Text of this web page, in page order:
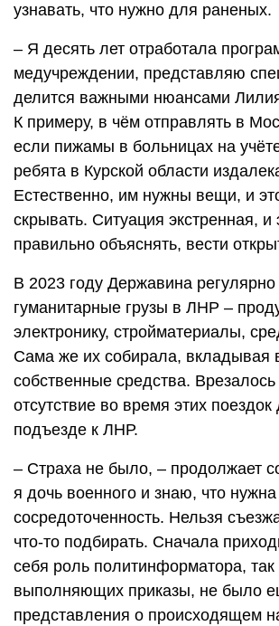
узнавать, что нужно для раненых.
– Я десять лет отработала
медучреждении, представляю
делится важными нюансами
К примеру, в чём отправлять в
если пижамы в больницах на
ребята в Курской области
Естественно, им нужны вещи, и
скрывать. Ситуация экстренная, и
правильно объяснять, вести
В 2023 году Державина регулярно
гуманитарные грузы в ЛНР –
электронику, стройматериалы,
Сама же их собирала, вкладывая
собственные средства.
отсутствие во время этих поездок
подъезде к ЛНР.
– Страха не было, – продолжает
я дочь военного и знаю, что нужна
сосредоточенность. Нельзя
что-то подбирать. Сначала
себя роль политинформатора, так
выполняющих приказы, не было
представления о происходящем